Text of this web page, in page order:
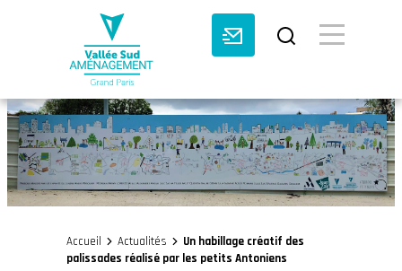
Accueil Actualités
Un habillage créatif des
palissades réalisé par les petits Antoniens